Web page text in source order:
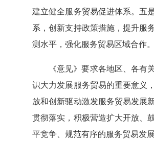
建立健全服务贸易促进体系。五
系，创新支持政策措施，提升服
测水平，强化服务贸易区域合作。
《意见》要求各地区、各有
识大力发展服务贸易的重要意义
放和创新驱动激发服务贸易发展
贯彻落实，积极营造扩大开放、
平竞争、规范有序的服务贸易发展